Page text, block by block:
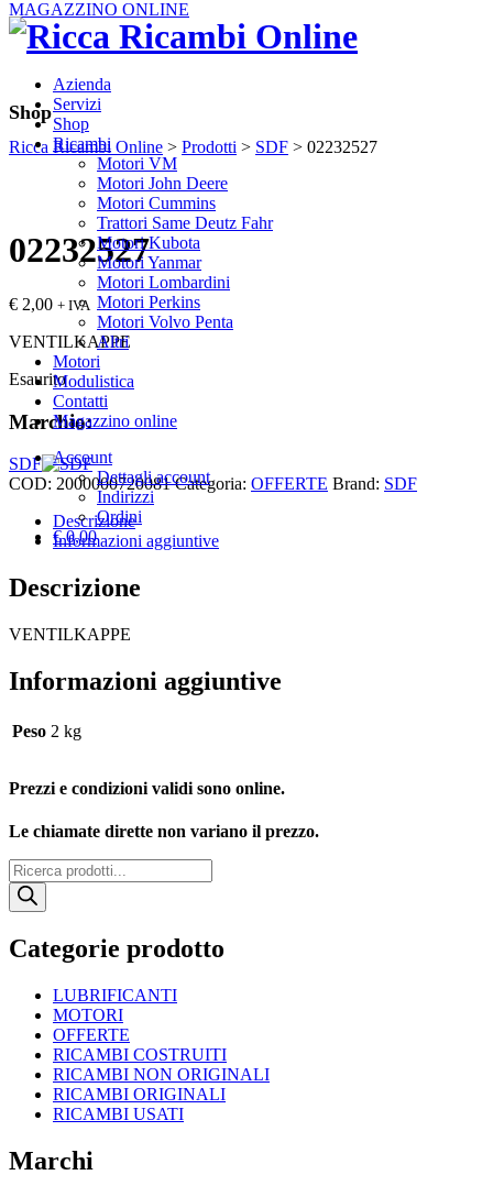
MAGAZZINO ONLINE
Azienda
Servizi
Shop
Ricambi
Motori VM
Motori John Deere
Motori Cummins
Trattori Same Deutz Fahr
Motori Kubota
Motori Yanmar
Motori Lombardini
Motori Perkins
Motori Volvo Penta
Altri
Motori
Modulistica
Contatti
Magazzino online
Account
Dettagli account
Indirizzi
Ordini
€0,00
Shop
Ricca Ricambi Online > Prodotti > SDF > 02232527
02232527
€ 2,00 + IVA
VENTILKAPPE
Esaurito
Marchio:
SDF
COD: 2000000720081 Categoria: OFFERTE Brand: SDF
Descrizione
Informazioni aggiuntive
Descrizione
VENTILKAPPE
Informazioni aggiuntive
Peso 2 kg
Prezzi e condizioni validi sono online.
Le chiamate dirette non variano il prezzo.
Products
search
Categorie prodotto
LUBRIFICANTI
MOTORI
OFFERTE
RICAMBI COSTRUITI
RICAMBI NON ORIGINALI
RICAMBI ORIGINALI
RICAMBI USATI
Marchi